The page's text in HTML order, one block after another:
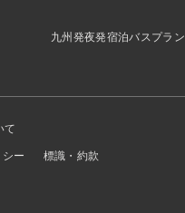
九州発夜発宿泊バスプラン
て
ー 標識・約款